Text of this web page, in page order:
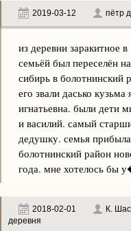
2019-03-12 пётр
из деревни заракитное
семьёй был переселён
сибирь в болотнинский
его звали дасько
игнатьевна. были дети
и василий. самый
дедушку. семья
болотнинский район
года. мне хотелось бы
2018-02-01 К.
деревня